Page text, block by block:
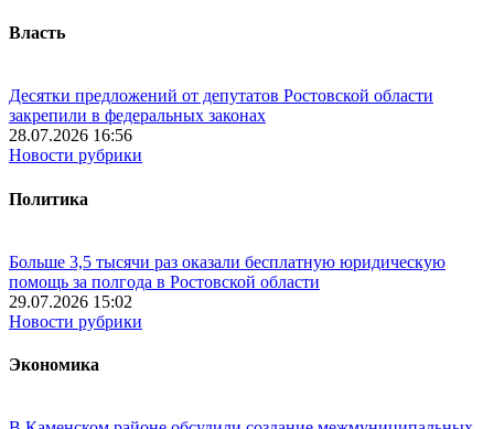
Власть
Десятки предложений от депутатов Ростовской области
закрепили в федеральных законах
28.07.2026 16:56
Новости рубрики
Политика
Больше 3,5 тысячи раз оказали бесплатную юридическую
помощь за полгода в Ростовской области
29.07.2026 15:02
Новости рубрики
Экономика